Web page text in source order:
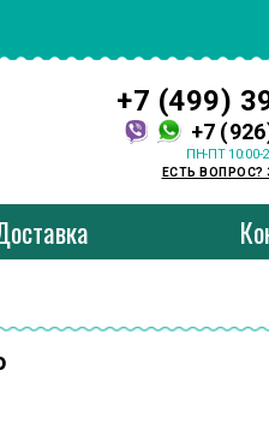
+7 (499)
+7
ПН-ПТ 10:00-
ЕСТЬ